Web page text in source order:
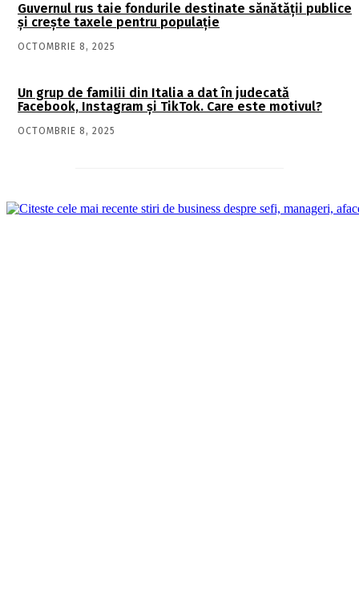
Guvernul rus taie fondurile destinate sănătății publice
și crește taxele pentru populație
OCTOMBRIE 8, 2025
Un grup de familii din Italia a dat în judecată
Facebook, Instagram și TikTok. Care este motivul?
OCTOMBRIE 8, 2025